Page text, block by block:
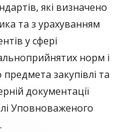
які визначено
та з урахуванням
у сфері
норм і
закупівлі та
документації
Уповноваженого